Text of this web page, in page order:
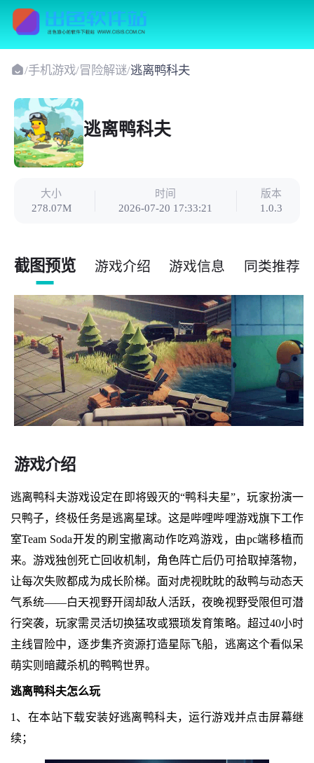
/手机游戏/冒险解谜/逃离鸭科夫
逃离鸭科夫
大小
278.07M
时间
2026-07-20 17:33:21
版本
1.0.3
截图预览 游戏介绍 游戏信息 同类推荐
游戏介绍
逃离鸭科夫游戏设定在即将毁灭的“鸭科夫星”，玩家扮演一
只鸭子，终极任务是逃离星球。这是哔哩哔哩游戏旗下工作
室Team Soda开发的刷宝撤离动作吃鸡游戏，由pc端移植而
来。游戏独创死亡回收机制，角色阵亡后仍可拾取掉落物，
让每次失败都成为成长阶梯。面对虎视眈眈的敌鸭与动态天
气系统——白天视野开阔却敌人活跃，夜晚视野受限但可潜
行突袭，玩家需灵活切换猛攻或猥琐发育策略。超过40小时
主线冒险中，逐步集齐资源打造星际飞船，逃离这个看似呆
萌实则暗藏杀机的鸭鸭世界。
逃离鸭科夫怎么玩
1、在本站下载安装好逃离鸭科夫，运行游戏并点击屏幕继
续；